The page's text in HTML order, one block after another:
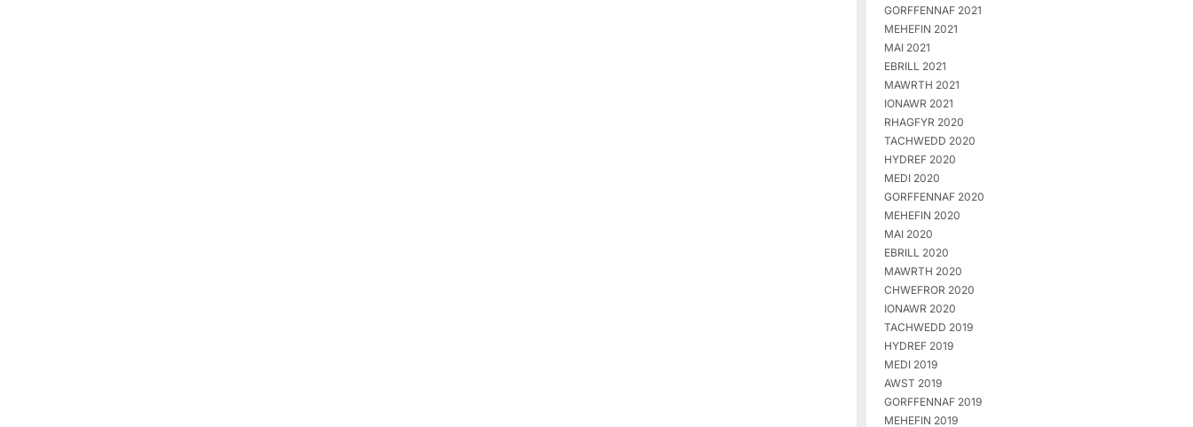
GORFFENNAF 2021
MEHEFIN 2021
MAI 2021
EBRILL 2021
MAWRTH 2021
IONAWR 2021
RHAGFYR 2020
TACHWEDD 2020
HYDREF 2020
MEDI 2020
GORFFENNAF 2020
MEHEFIN 2020
MAI 2020
EBRILL 2020
MAWRTH 2020
CHWEFROR 2020
IONAWR 2020
TACHWEDD 2019
HYDREF 2019
MEDI 2019
AWST 2019
GORFFENNAF 2019
MEHEFIN 2019